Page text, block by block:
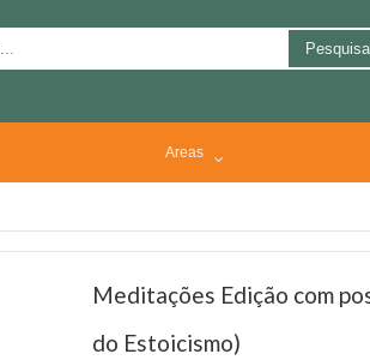
Areas
Meditações Edição com
do Estoicismo)